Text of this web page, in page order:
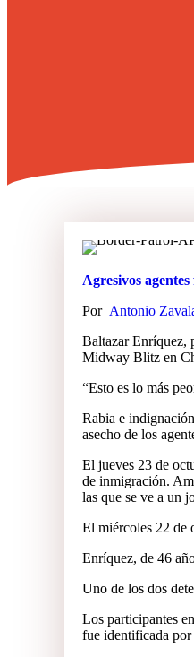
Agresivos
Por Antonio
Baltazar Enríquez,
Midway Blitz en
“Esto es lo más
Rabia e
asecho de los
El jueves 23 de
de inmigración.
las que se ve a un
El miércoles 22 de
Enríquez, de 46
Uno de los dos
Los participantes
fue identificada